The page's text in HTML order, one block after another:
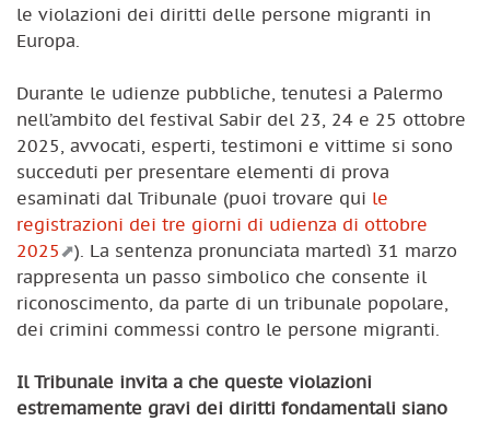
le violazioni dei diritti delle persone migranti in
Europa.
Durante le udienze pubbliche, tenutesi a Palermo
nell’ambito del festival Sabir del 23, 24 e 25 ottobre
2025, avvocati, esperti, testimoni e vittime si sono
succeduti per presentare elementi di prova
esaminati dal Tribunale (puoi trovare qui le
registrazioni dei tre giorni di udienza di ottobre
2025
). La sentenza pronunciata martedì 31 marzo
rappresenta un passo simbolico che consente il
riconoscimento, da parte di un tribunale popolare,
dei crimini commessi contro le persone migranti.
Il Tribunale invita a che queste violazioni
estremamente gravi dei diritti fondamentali siano